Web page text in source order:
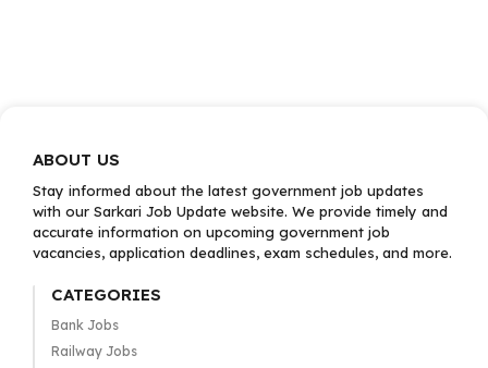
ABOUT US
Stay informed about the latest government job updates
with our Sarkari Job Update website. We provide timely and
accurate information on upcoming government job
vacancies, application deadlines, exam schedules, and more.
CATEGORIES
Bank Jobs
Railway Jobs